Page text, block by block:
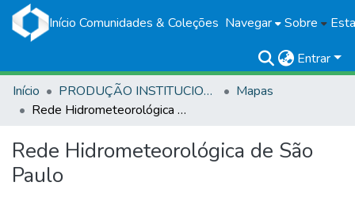
Início Comunidades & Coleções Navegar Sobre
Entrar
Início
PRODUÇÃO INSTITUCIONAL
Mapas
Rede Hidrometeorológica de São Paulo
Rede Hidrometeorológica de São
Paulo